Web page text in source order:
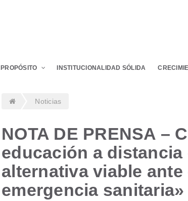
PROPÓSITO INSTITUCIONALIDAD SÓLIDA
Noticias
NOTA DE PRENSA –
educación a distancia
alternativa viable
emergencia sanitaria»